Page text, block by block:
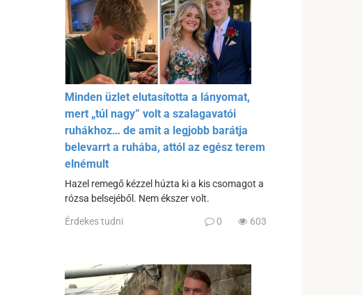
Minden üzlet elutasította a lányomat,
mert „túl nagy” volt a szalagavatói
ruhákhoz… de amit a legjobb barátja
belevarrt a ruhába, attól az egész terem
elnémult
Hazel remegő kézzel húzta ki a kis csomagot a
rózsa belsejéből. Nem ékszer volt.
Érdekes tudni 0 603